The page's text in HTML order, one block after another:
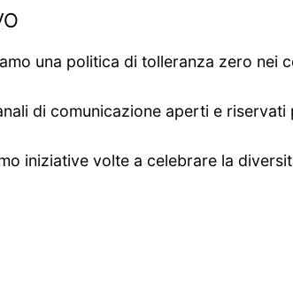
una politica di tolleranza zero nei
di comunicazione aperti e
iniziative volte a celebrare la